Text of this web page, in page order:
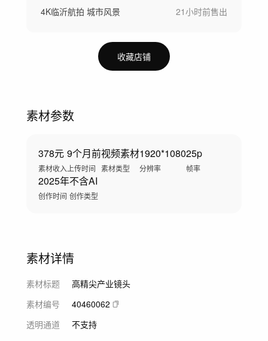
4K临沂航拍 城市风景 21小时前售出
收藏店铺
素材参数
378元
素材收入
9个月前
上传时间
视频素材
素材类型
1920*1080
分辨率
25p
帧率
2025年
创作时间
不含AI
创作类型
素材详情
素材标题
高精尖产业镜头
素材编号
40460062
透明通道
不支持